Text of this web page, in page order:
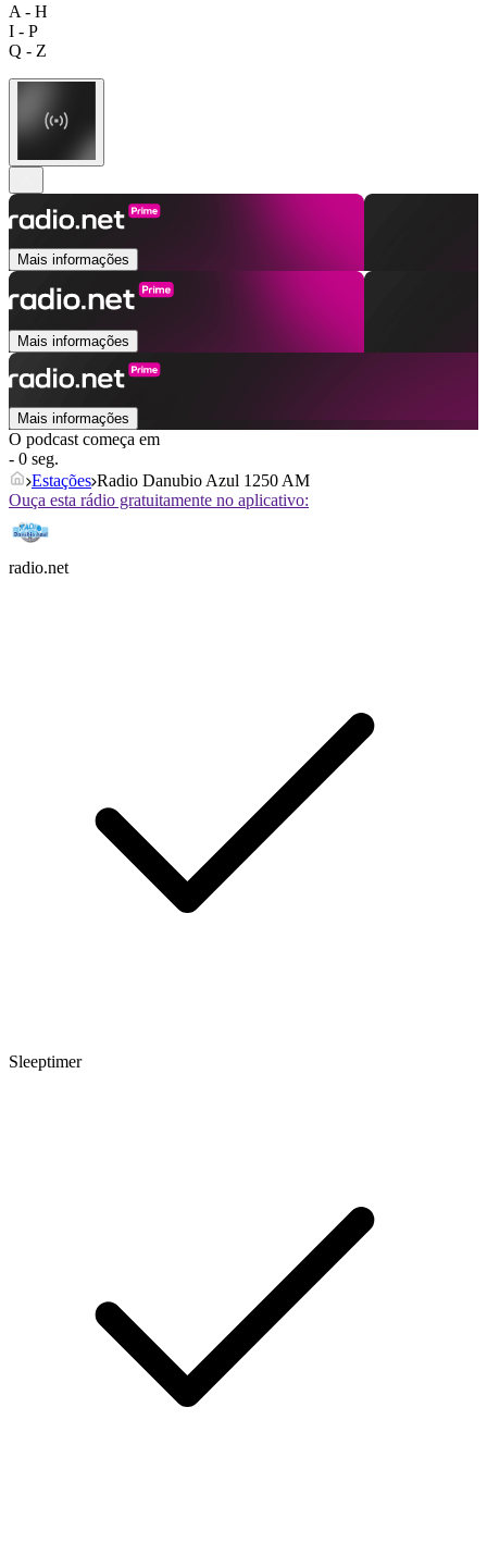
A - H
I - P
Q - Z
Mais informações
Mais informações
Mais informações
O podcast começa em
- 0 seg.
Estações Radio Danubio Azul 1250 AM
Ouça esta rádio gratuitamente no aplicativo:
radio.net
Sleeptimer